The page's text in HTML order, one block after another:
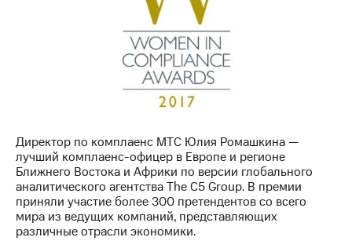
Директор по комплаенс МТС Юлия Ромашкина —
лучший комплаенс-офицер в Европе и регионе
Ближнего Востока и Африки по версии глобального
аналитического агентства The C5 Group. В премии
приняли участие более 300 претендентов со всего
мира из ведущих компаний, представляющих
различные отрасли экономики.